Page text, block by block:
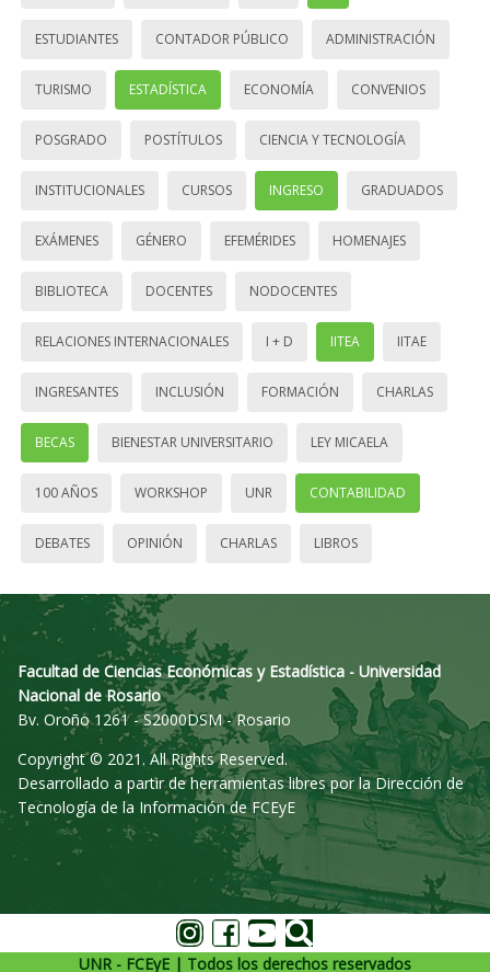
ESTUDIANTES CONTADOR PÚBLICO ADMINISTRACIÓN
TURISMO ESTADÍSTICA ECONOMÍA CONVENIOS
POSGRADO POSTÍTULOS CIENCIA Y TECNOLOGÍA
INSTITUCIONALES CURSOS INGRESO GRADUADOS
EXÁMENES GÉNERO EFEMÉRIDES HOMENAJES
BIBLIOTECA DOCENTES NODOCENTES
RELACIONES INTERNACIONALES I + D IITEA IITAE
INGRESANTES INCLUSIÓN FORMACIÓN CHARLAS
BECAS BIENESTAR UNIVERSITARIO LEY MICAELA
100 AÑOS WORKSHOP UNR CONTABILIDAD
DEBATES OPINIÓN CHARLAS LIBROS
Facultad de Ciencias Económicas y Estadística - Universidad
Nacional de Rosario
Bv. Oroño 1261 - S2000DSM - Rosario
Copyright © 2021. All Rights Reserved.
Desarrollado a partir de herramientas libres por la Dirección de
Tecnología de la Información de FCEyE
UNR - FCEyE | Todos los derechos reservados